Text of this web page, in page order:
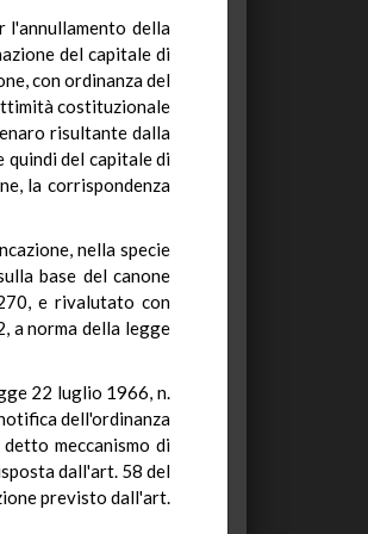
l'annullamento della
del capitale di
con ordinanza del
costituzionale
risultante dalla
quindi del capitale di
la corrispondenza
nella specie
base del canone
e rivalutato con
a norma della legge
22 luglio 1966, n.
dell'ordinanza
meccanismo di
dall'art. 58 del
previsto dall'art.